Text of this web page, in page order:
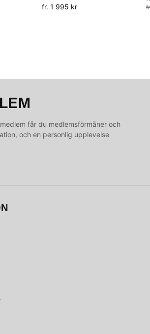
fr. 1 995 kr
får du medlemsförmåner och
och en personlig upplevelse